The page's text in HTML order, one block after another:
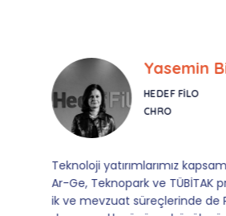
Yasemin
HEDEF FILO
CHRO
Teknoloji yatırımlarımız
Ar-Ge, Teknopark ve TÜBİTAK
ik ve mevzuat süreçlerinde de